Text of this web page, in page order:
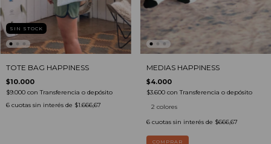
SIN STOCK
TOTE BAG HAPPINESS
$10.000
$9.000 con Transferencia o depósito
6 cuotas sin interés de $1.666,67
MEDIAS HAPPINESS
$4.000
$3.600 con Transferencia o depósito
2 colores
6 cuotas sin interés de $666,67
COMPRAR